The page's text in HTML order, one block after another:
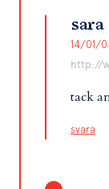
sara
14/01/
http://
tack
svara